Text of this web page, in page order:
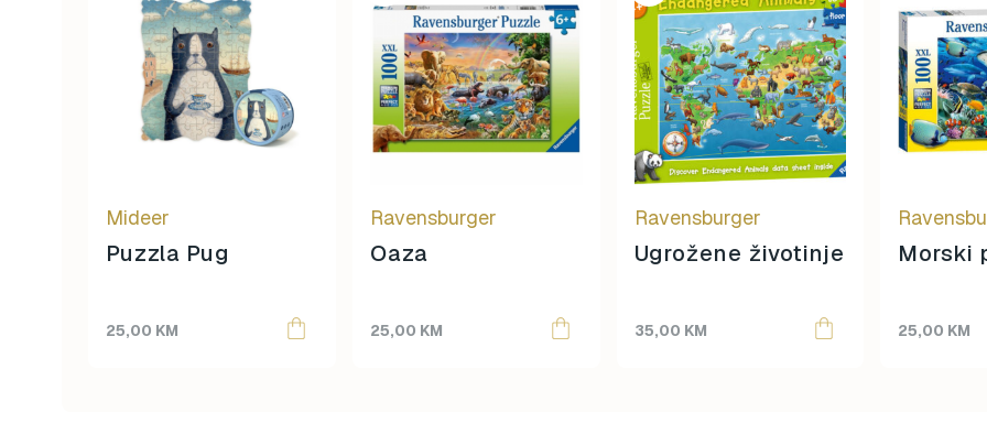
Mideer
Puzzla Pug
25,00 KM
Ravensburger
Oaza
25,00 KM
Ravensburger
Ugrožene životinje
35,00 KM
Morski
25,00 KM